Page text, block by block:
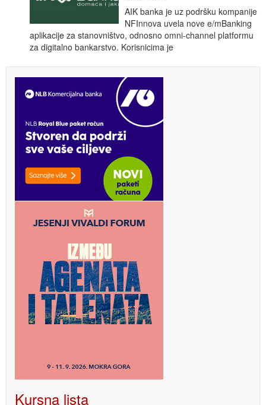
AIK banka je uz podršku kompanije
NFInnova uvela nove e/mBanking
aplikacije za stanovništvo, odnosno omni-channel platformu
za digitalno bankarstvo. Korisnicima je
Kursna lista